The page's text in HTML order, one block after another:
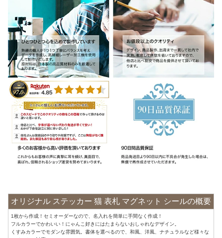
オリジナル ステッカー 猫 表札 マグネット シールの概要
1枚から作成！セミオーダーなので、名入れを簡単に手間なく作成！
フルカラーでかわいい！にゃんこ好きにはたまらないおしゃれなデザイン。
くすみカラーでモダンな雰囲気。書体を選べるので、和風、洋風、ナチュラルなど様々な